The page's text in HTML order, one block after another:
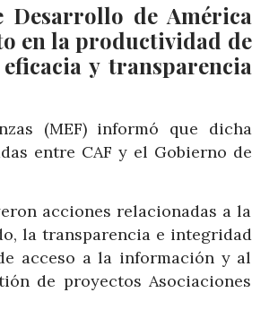
Desarrollo de América
en la productividad de
y transparencia
(MEF) informó que dicha
entre CAF y el Gobierno de
acciones relacionadas a la
la transparencia e integridad
acceso a la información y al
de proyectos Asociaciones